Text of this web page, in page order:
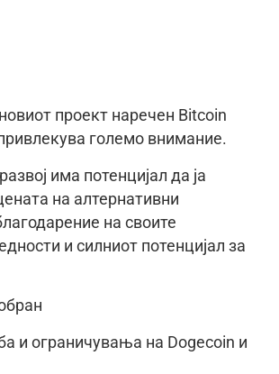
проект наречен Bitcoin
големо внимание.
има потенцијал да ја
на алтернативни
на своите
и силниот потенцијал за
и ограничувања на Dogecoin и